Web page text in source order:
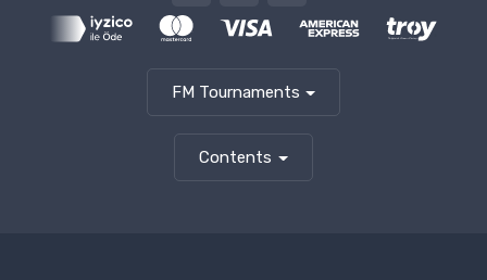
FM Tournaments
Contents